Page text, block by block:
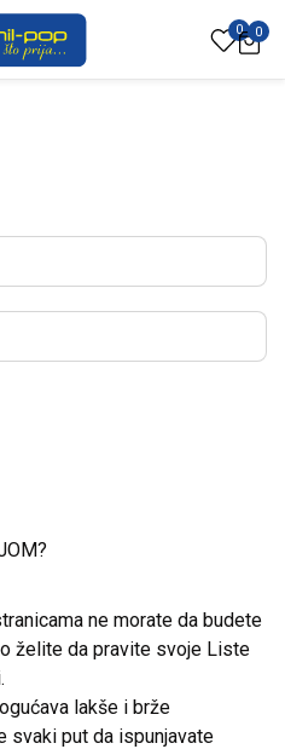
0 0
ne morate da budete
želite da pravite svoje Liste
lakše i brže
svaki put da ispunjavate